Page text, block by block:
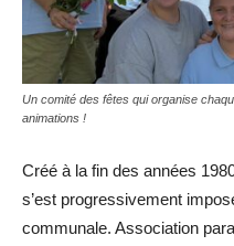
Un comité des fêtes qui organise
animations !
Créé à la fin des années
s’est progressivement
communale. Association